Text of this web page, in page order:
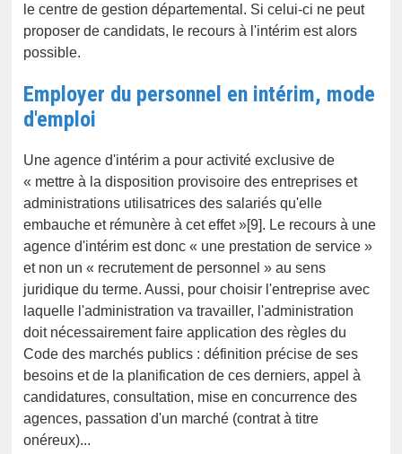
le centre de gestion départemental. Si celui-ci ne peut
proposer de candidats, le recours à l'intérim est alors
possible.
Employer du personnel en intérim, mode
d'emploi
Une agence d'intérim a pour activité exclusive de
« mettre à la disposition provisoire des entreprises et
administrations utilisatrices des salariés qu'elle
embauche et rémunère à cet effet »[9]. Le recours à une
agence d'intérim est donc « une prestation de service »
et non un « recrutement de personnel » au sens
juridique du terme. Aussi, pour choisir l'entreprise avec
laquelle l'administration va travailler, l'administration
doit nécessairement faire application des règles du
Code des marchés publics : définition précise de ses
besoins et de la planification de ces derniers, appel à
candidatures, consultation, mise en concurrence des
agences, passation d'un marché (contrat à titre
onéreux)...